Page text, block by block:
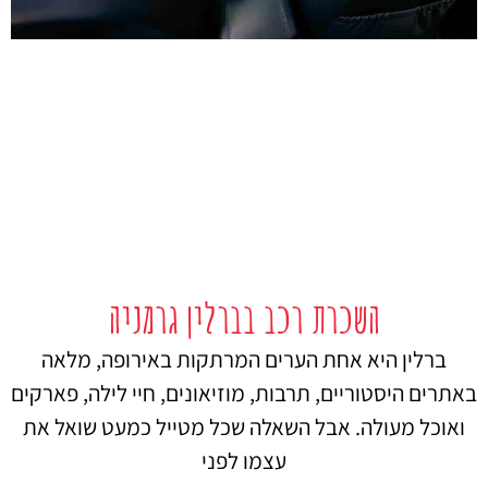
השכרת רכב בברלין גרמניה
ברלין היא אחת הערים המרתקות באירופה, מלאה
באתרים היסטוריים, תרבות, מוזיאונים, חיי לילה, פארקים
ואוכל מעולה. אבל השאלה שכל מטייל כמעט שואל את
עצמו לפני